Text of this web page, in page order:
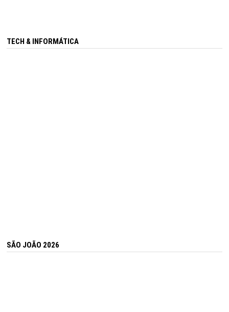
TECH & INFORMÁTICA
SÃO JOÃO 2026